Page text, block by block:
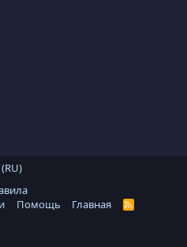
Помощь Главная
R